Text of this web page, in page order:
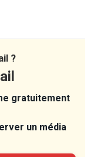
?
gratuitement
un média